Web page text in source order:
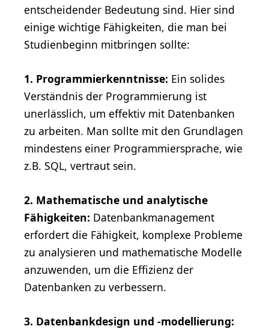
entscheidender Bedeutung sind. Hier sind
einige wichtige Fähigkeiten, die man bei
Studienbeginn mitbringen sollte:
1. Programmierkenntnisse: Ein solides
Verständnis der Programmierung ist
unerlässlich, um effektiv mit Datenbanken
zu arbeiten. Man sollte mit den Grundlagen
mindestens einer Programmiersprache, wie
z.B. SQL, vertraut sein.
2. Mathematische und analytische
Fähigkeiten: Datenbankmanagement
erfordert die Fähigkeit, komplexe Probleme
zu analysieren und mathematische Modelle
anzuwenden, um die Effizienz der
Datenbanken zu verbessern.
3. Datenbankdesign und -modellierung: